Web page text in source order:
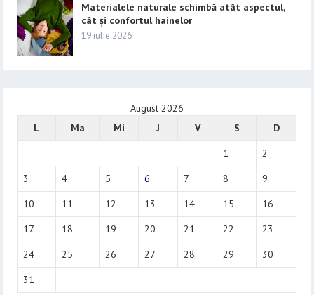
Materialele naturale schimbă atât aspectul,
cât și confortul hainelor
19 iulie 2026
August 2026
L
Ma Mi J V S
D
1
2
3
4 5 6 7 8
9
10
11 12 13 14 15
16
17
18 19 20 21 22
23
24
25 26 27 28 29
30
31